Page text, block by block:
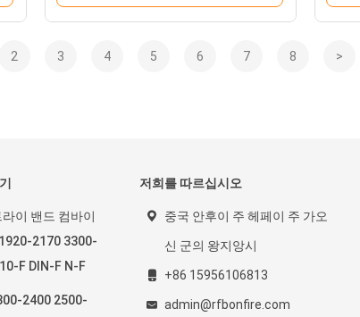
2 3 4 5 6 7 8 >
이 밴드 컴바이
2170 3300-
F DIN-F N-F
2400 2500-
저희를 따르십시오
중국 안후이 주 헤페이 주 가오
신 군의 왕지앙시
+86 15956106813
admin@rfbonfire.com